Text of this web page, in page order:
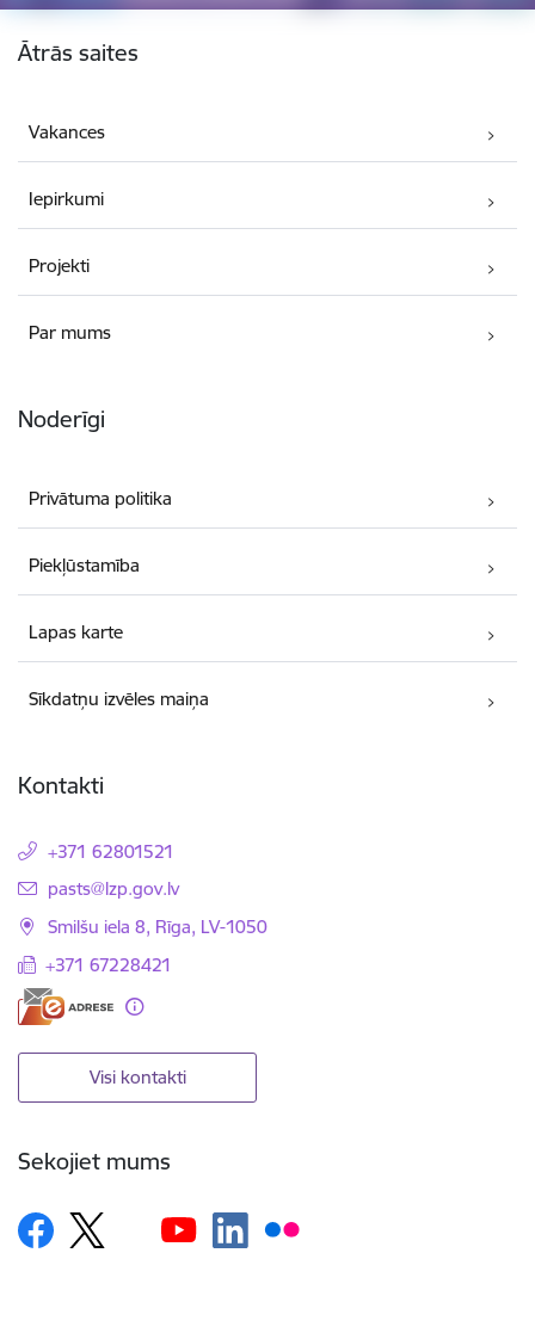
Kājene
Ātrās saites
Vakances
Iepirkumi
Projekti
Par mums
Noderīgi
Privātuma politika
Piekļūstamība
Lapas karte
Sīkdatņu izvēles maiņa
Kontakti
+371 62801521
E-pasts:
pasts@lzp.gov.lv
Smilšu iela 8, Rīga, LV-1050
+371 67228421
Visi kontakti
Sekojiet mums